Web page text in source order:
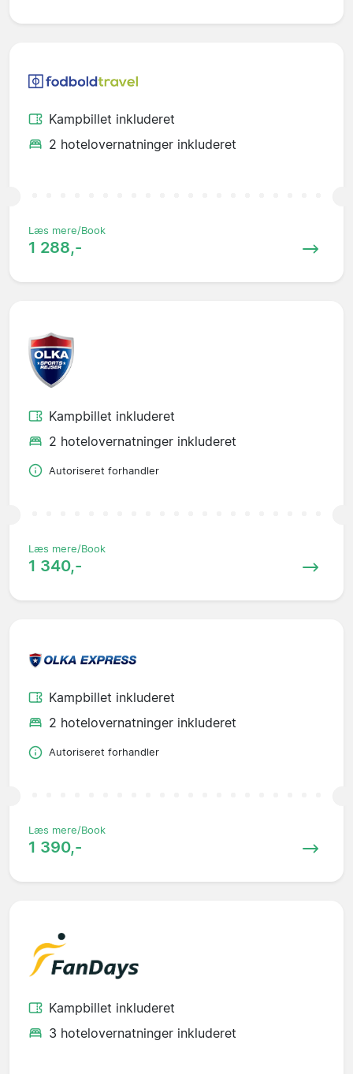
Kampbillet inkluderet
2 hotelovernatninger inkluderet
Læs mere/Book
1 288,-
Kampbillet inkluderet
2 hotelovernatninger inkluderet
Autoriseret forhandler
Læs mere/Book
1 340,-
Kampbillet inkluderet
2 hotelovernatninger inkluderet
Autoriseret forhandler
Læs mere/Book
1 390,-
Kampbillet inkluderet
3 hotelovernatninger inkluderet